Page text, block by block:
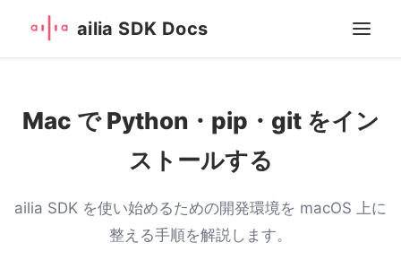
ailia SDK Docs
Mac で Python・pip・git をイン
ストールする
ailia SDK を使い始めるための開発環境を macOS 上に
整える手順を解説します。